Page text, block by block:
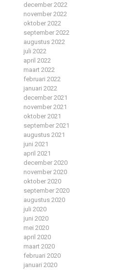
december 2022
november 2022
oktober 2022
september 2022
augustus 2022
juli 2022
april 2022
maart 2022
februari 2022
januari 2022
december 2021
november 2021
oktober 2021
september 2021
augustus 2021
juni 2021
april 2021
december 2020
november 2020
oktober 2020
september 2020
augustus 2020
juli 2020
juni 2020
mei 2020
april 2020
maart 2020
februari 2020
januari 2020